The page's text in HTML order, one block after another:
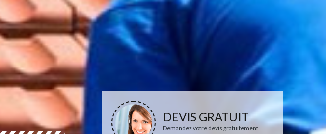
DEVIS GRATUIT
Demandez votre devis gratuitement